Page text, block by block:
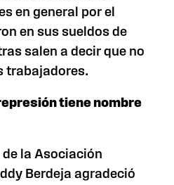
en general por el
en sus sueldos de
salen a decir que no
trabajadores.
tiene nombre
de la Asociación
Berdeja agradeció